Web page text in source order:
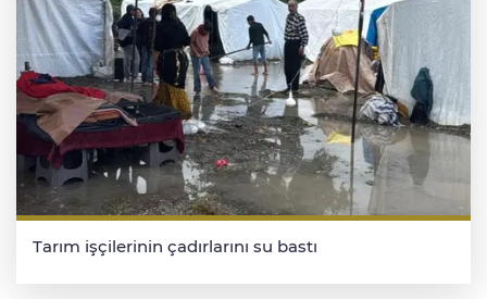
Tarım işçilerinin çadırlarını su bastı